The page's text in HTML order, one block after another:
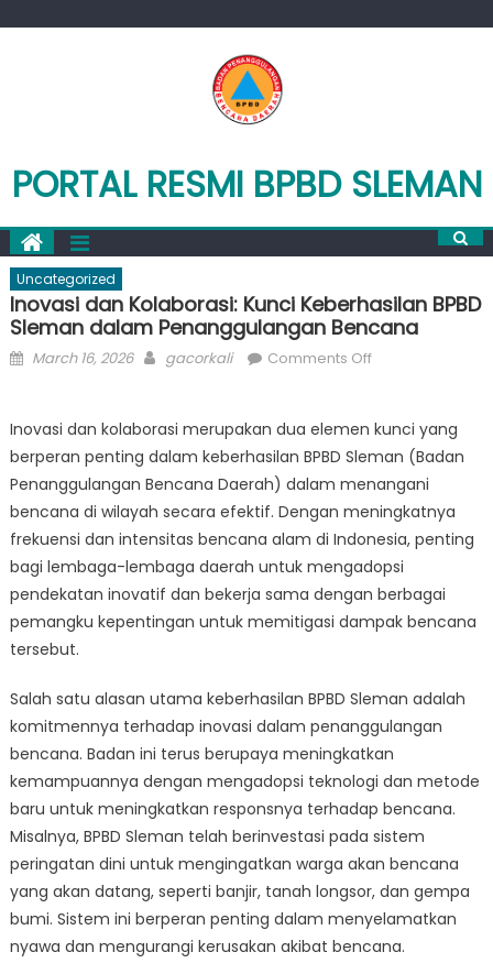
PORTAL RESMI BPBD SLEMAN
Uncategorized
Inovasi dan Kolaborasi: Kunci Keberhasilan BPBD
Sleman dalam Penanggulangan Bencana
Posted
March 16, 2026 Author
gacorkali Comments Offon
Kolaborasi:
Kunci
Keberhasilan
BPBD
Sleman
dalam
Bencana
Inovasi dan kolaborasi merupakan dua elemen kunci yang
berperan penting dalam keberhasilan BPBD Sleman (Badan
Penanggulangan Bencana Daerah) dalam menangani
bencana di wilayah secara efektif. Dengan meningkatnya
frekuensi dan intensitas bencana alam di Indonesia, penting
bagi lembaga-lembaga daerah untuk mengadopsi
pendekatan inovatif dan bekerja sama dengan berbagai
pemangku kepentingan untuk memitigasi dampak bencana
tersebut.
Salah satu alasan utama keberhasilan BPBD Sleman adalah
komitmennya terhadap inovasi dalam penanggulangan
bencana. Badan ini terus berupaya meningkatkan
kemampuannya dengan mengadopsi teknologi dan metode
baru untuk meningkatkan responsnya terhadap bencana.
Misalnya, BPBD Sleman telah berinvestasi pada sistem
peringatan dini untuk mengingatkan warga akan bencana
yang akan datang, seperti banjir, tanah longsor, dan gempa
bumi. Sistem ini berperan penting dalam menyelamatkan
nyawa dan mengurangi kerusakan akibat bencana.